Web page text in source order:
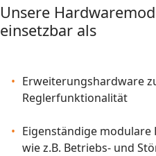
Unsere
einsetzbar als
Erweiterungshardware
Reglerfunktionalität
Eigenständige
wie z.B. Betriebs- und